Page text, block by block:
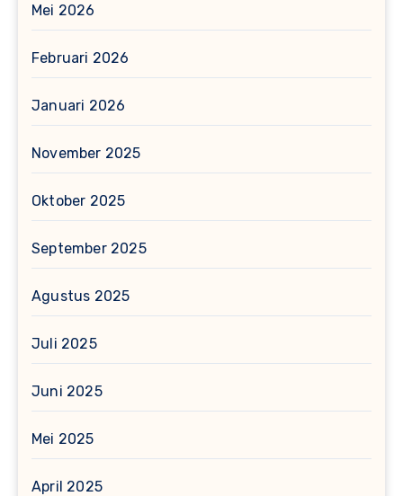
Mei 2026
Februari 2026
Januari 2026
November 2025
Oktober 2025
September 2025
Agustus 2025
Juli 2025
Juni 2025
Mei 2025
April 2025